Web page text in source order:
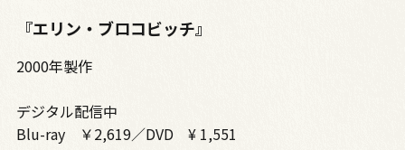
『エリン・ブロコビッチ』
2000年製作
デジタル配信中
Blu-ray ￥2,619／DVD ¥ 1,551